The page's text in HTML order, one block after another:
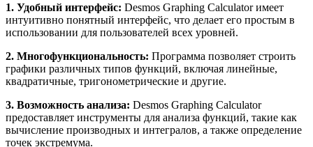
1. Удобный интерфейс: Desmos Graphing Calculator имеет
интуитивно понятный интерфейс, что делает его простым в
использовании для пользователей всех уровней.
2. Многофункциональность: Программа позволяет строить
графики различных типов функций, включая линейные,
квадратичные, тригонометрические и другие.
3. Возможность анализа: Desmos Graphing Calculator
предоставляет инструменты для анализа функций, такие как
вычисление производных и интегралов, а также определение
точек экстремума.